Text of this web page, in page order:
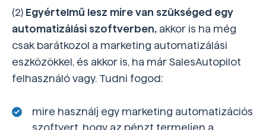
(2) Egyértelmű lesz mire van szükséged egy
automatizálási szoftverben, akkor is ha még
csak barátkozol a marketing automatizálási
eszközökkel, és akkor is, ha már SalesAutopilot
felhasználó vagy. Tudni fogod:
mire használj egy marketing automatizációs
szoftvert, hogy az pénzt termeljen a